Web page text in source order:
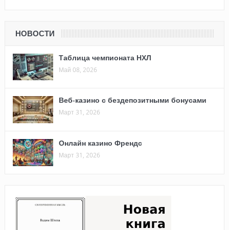
НОВОСТИ
Таблица чемпионата НХЛ
Май 08, 2026
Веб-казино с бездепозитными бонусами
Март 31, 2026
Онлайн казино Френдс
Март 31, 2026